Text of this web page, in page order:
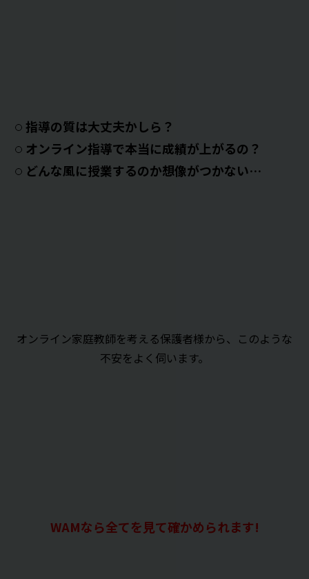
指導の質は大丈夫かしら？
オンライン指導で本当に成績が上がるの？
どんな風に授業するのか想像がつかない…
オンライン家庭教師を考える保護者様から、このような
不安をよく伺います。
WAMなら全てを見て確かめられます!